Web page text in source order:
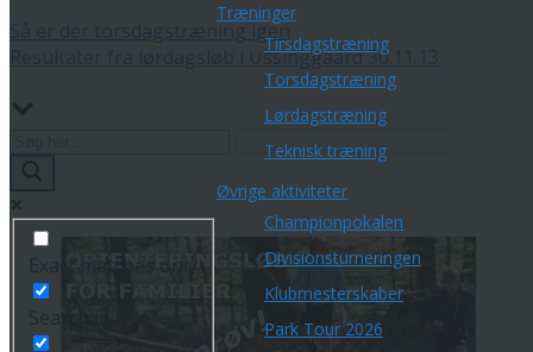
Træninger
Tirsdagstræning
Torsdagstræning
Lørdagstræning
Teknisk træning
Øvrige aktiviteter
Championpokalen
Divisionsturneringen
Klubmesterskaber
Park Tour 2026
Så er der torsdagstræning igen
Resultater fra lørdagsløb i Ussinggaard 30.11.13
Exact matches only